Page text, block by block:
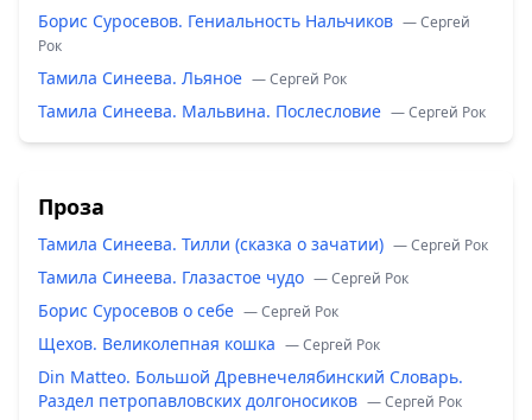
Борис Суросевов. Гениальность Нальчиков — Сергей
Рок
Тамила Синеева. Льяное — Сергей Рок
Тамила Синеева. Мальвина. Послесловие — Сергей Рок
Проза
Тамила Синеева. Тилли (сказка о зачатии) — Сергей Рок
Тамила Синеева. Глазастое чудо — Сергей Рок
Борис Суросевов о себе — Сергей Рок
Щехов. Великолепная кошка — Сергей Рок
Din Matteo. Большой Древнечелябинский Словарь.
Раздел петропавловских долгоносиков — Сергей Рок